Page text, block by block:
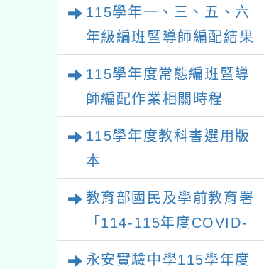
115學年一、三、五、六
年級編班暨導師編配結果
115學年度常態編班暨導
師編配作業相關時程
115學年度教科書選用版
本
教育部國民及學前教育署
「114-115年度COVID-
永安實驗中學115學年度